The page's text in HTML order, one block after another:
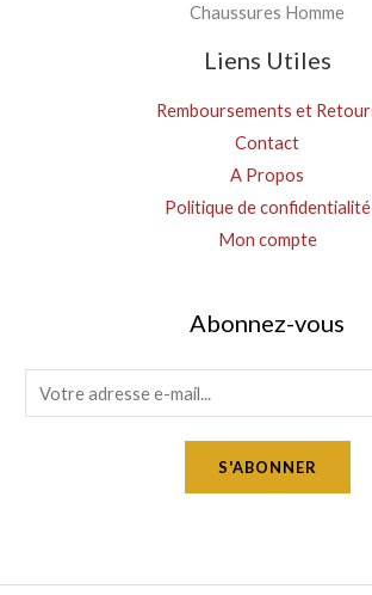
Chaussures Homme
Liens Utiles
Remboursements et
Contact
A Propos
Politique de confidentialité
Mon compte
Abonnez-vous
m
S'ABONNER